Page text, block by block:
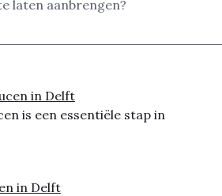
laten aanbrengen?
in Delft
is een essentiële stap in
in Delft